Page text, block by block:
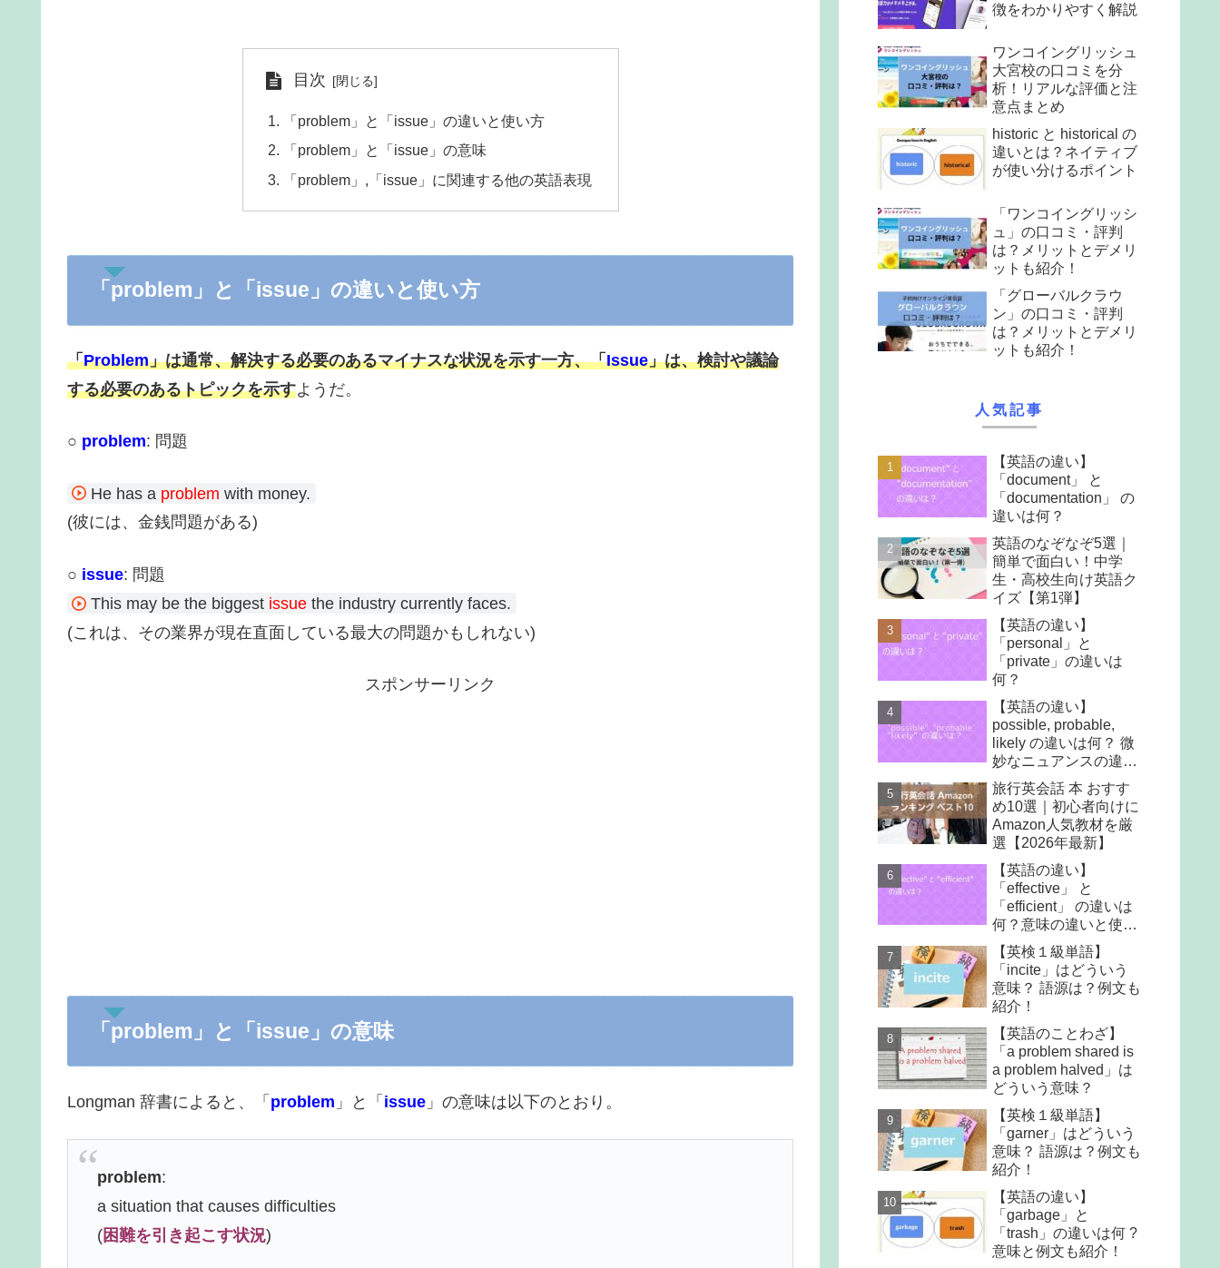
目次
「problem」と「issue」の違いと使い方
「problem」と「issue」の意味
「problem」,「issue」に関連する他の英語表現
「problem」と「issue」の違いと使い方
「Problem」は通常、解決する必要のあるマイナスな状況を示す一方、「Issue」は、検討や議論
する必要のあるトピックを示すようだ。
○ problem: 問題
He has a problem with money.
(彼には、金銭問題がある)
○ issue: 問題
This may be the biggest issue the industry currently faces.
(これは、その業界が現在直面している最大の問題かもしれない)
スポンサーリンク
「problem」と「issue」の意味
Longman 辞書によると、「 problem 」と「 issue 」の意味は以下のとおり。
problem:
a situation that causes difficulties
(困難を引き起こす状況)
徴をわかりやすく解説
ワンコイングリッシュ
大宮校の口コミを分
析！リアルな評価と注
意点まとめ
historic と historical の
違いとは？ネイティブ
が使い分けるポイント
「ワンコイングリッシ
ュ」の口コミ・評判
は？メリットとデメリ
ットも紹介！
「グローバルクラウ
ン」の口コミ・評判
は？メリットとデメリ
ットも紹介！
人気記事
【英語の違い】
「document」 と
「documentation」 の
違いは何？
英語のなぞなぞ5選｜
簡単で面白い！中学
生・高校生向け英語ク
イズ【第1弾】
【英語の違い】
「personal」と
「private」の違いは
何？
【英語の違い】
possible, probable,
likely の違いは何？ 微
妙なニュアンスの違い
と使い方を紹介 !
旅行英会話 本 おすす
め10選｜初心者向けに
Amazon人気教材を厳
選【2026年最新】
【英語の違い】
「effective」 と
「efficient」 の違いは
何？意味の違いと使い
方を紹介 !
【英検１級単語】
「incite」はどういう
意味？ 語源は？例文も
紹介！
【英語のことわざ】
「a problem shared is
a problem halved」は
どういう意味？
【英検１級単語】
「garner」はどういう
意味？ 語源は？例文も
紹介！
【英語の違い】
「garbage」と
「trash」の違いは何 ?
意味と例文も紹介！